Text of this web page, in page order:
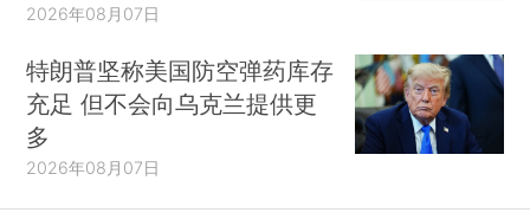
2026年08月07日
特朗普坚称美国防空弹药库存
充足 但不会向乌克兰提供更
多
2026年08月07日